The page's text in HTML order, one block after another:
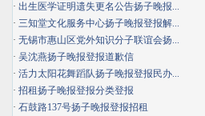
· 出生医学证明遗失更名公告扬子晚报...
· 三知堂文化服务中心扬子晚报登报解...
· 无锡市惠山区党外知识分子联谊会扬...
· 吴沈燕扬子晚报登报道歉信
· 活力太阳花舞蹈队扬子晚报登报民办...
· 招租扬子晚报登报分类登报
· 石鼓路137号扬子晚报登报招租